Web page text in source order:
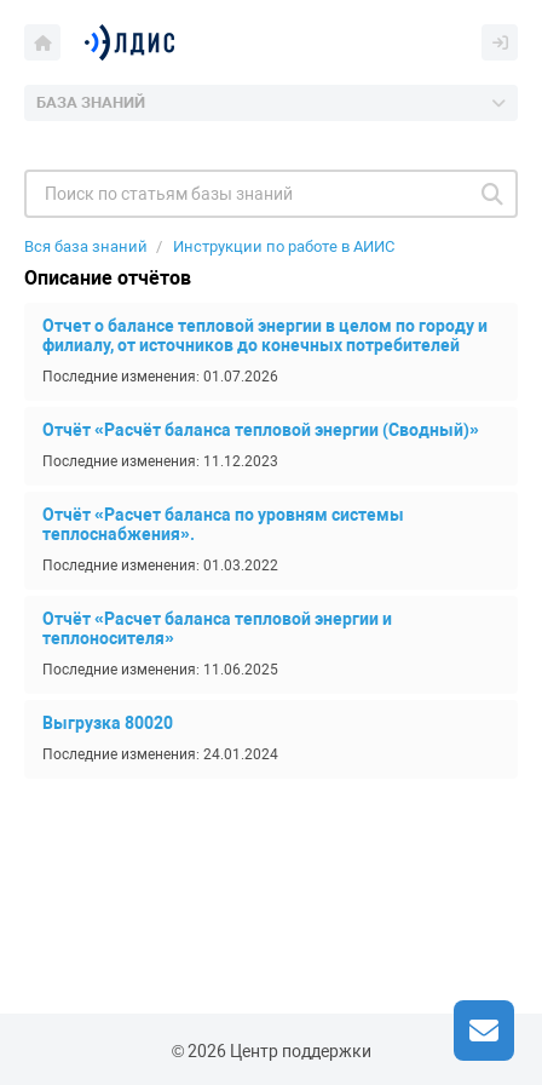
БАЗА ЗНАНИЙ
Вся база знаний Инструкции по работе в АИИС
Описание отчётов
Отчет о балансе тепловой энергии в целом по городу и
филиалу, от источников до конечных потребителей
Последние изменения: 01.07.2026
Отчёт «Расчёт баланса тепловой энергии (Сводный)»
Последние изменения: 11.12.2023
Отчёт «Расчет баланса по уровням системы
теплоснабжения».
Последние изменения: 01.03.2022
Отчёт «Расчет баланса тепловой энергии и
теплоносителя»
Последние изменения: 11.06.2025
Выгрузка 80020
Последние изменения: 24.01.2024
© 2026 Центр поддержки